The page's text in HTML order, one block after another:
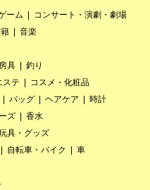
ーム
コンサート・演劇・劇場
音楽
具
釣り
ステ
コスメ・化粧品
バッグ ヘアケア
時計
ズ
香水
具・グッズ
自転車・バイク
車